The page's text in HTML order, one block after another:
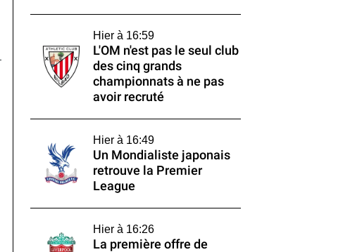
Hier à 16:59
L'OM n'est pas le seul club
des cinq grands
championnats à ne pas
avoir recruté
Hier à 16:49
Un Mondialiste japonais
retrouve la Premier
League
Hier à 16:26
La première offre de